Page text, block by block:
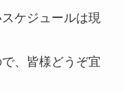
ケジュールは現
、皆様どうぞ宜